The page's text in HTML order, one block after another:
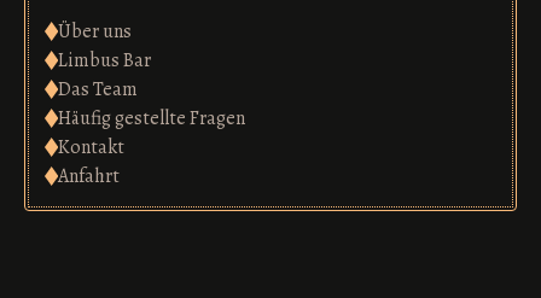
Über uns
Limbus Bar
Das Team
Häufig gestellte Fragen
Kontakt
Anfahrt